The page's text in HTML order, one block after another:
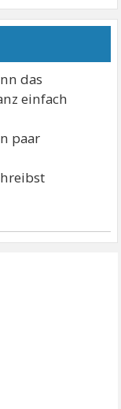
das
einfach
paar